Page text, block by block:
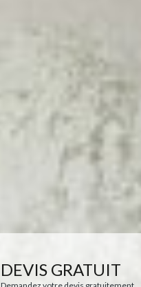
DEVIS GRATUIT
Demandez votre devis gratuitement